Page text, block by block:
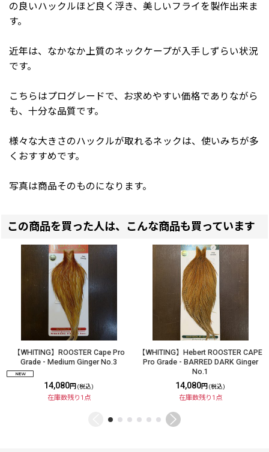
の良いハックルほど良く浮き、美しいフライを製作出来ま
す。
近年は、なかなか上質のネックケープが入手しずらい状況
です。
こちらはプログレードで、お求めやすい価格でありながら
も、十分な品質です。
様々な大きさのハックルが取れるネックは、使いみちが多
くおすすめです。
写真は商品そのものになります。
この商品を買った人は、こんな商品も買っています
【WHITING】ROOSTER Cape Pro
Grade - Medium Ginger No.3
14,080円 (税込)
在庫数残り1点
【WHITING】Hebert ROOSTER CAPE
Pro Grade - BARRED DARK Ginger
No.1
14,080円 (税込)
在庫数残り1点